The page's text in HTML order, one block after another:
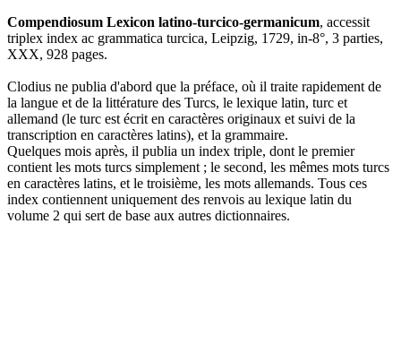
Compendiosum Lexicon latino-turcico-germanicum, accessit
triplex index ac grammatica turcica, Leipzig, 1729, in-8°, 3 parties,
XXX, 928 pages.
Clodius ne publia d'abord que la préface, où il traite rapidement de
la langue et de la littérature des Turcs, le lexique latin, turc et
allemand (le turc est écrit en caractères originaux et suivi de la
transcription en caractères latins), et la grammaire.
Quelques mois après, il publia un index triple, dont le premier
contient les mots turcs simplement ; le second, les mêmes mots turcs
en caractères latins, et le troisième, les mots allemands. Tous ces
index contiennent uniquement des renvois au lexique latin du
volume 2 qui sert de base aux autres dictionnaires.